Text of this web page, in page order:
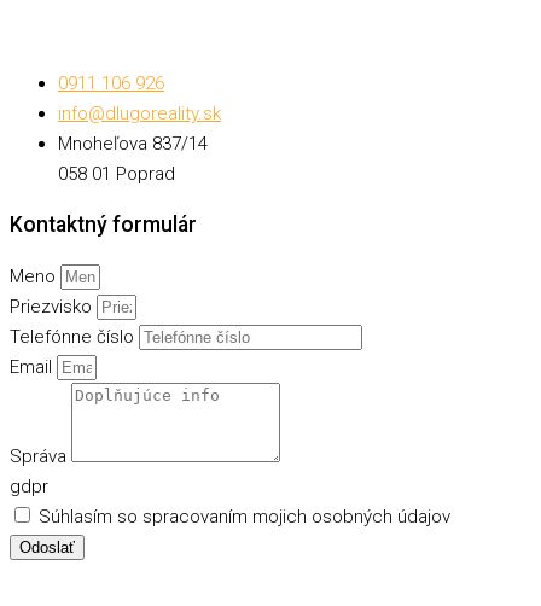
0911 106 926
info@dlugoreality.sk
Mnoheľova 837/14
058 01 Poprad
Kontaktný formulár
Meno
Priezvisko
Telefónne číslo
Email
Správa
gdpr
Súhlasím so spracovaním mojich osobných údajov
Odoslať